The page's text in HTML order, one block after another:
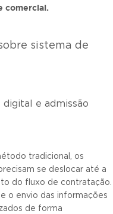
comercial.
sistema de
e admissão
tradicional, os
se deslocar até a
do fluxo de contratação.
o envio das informações
de forma